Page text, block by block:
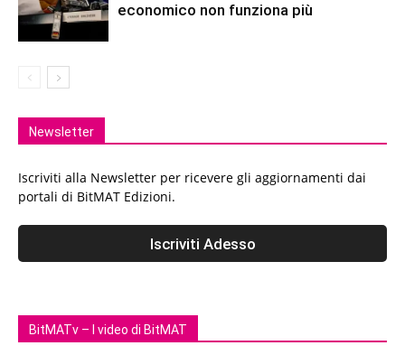
economico non funziona più
Newsletter
Iscriviti alla Newsletter per ricevere gli aggiornamenti dai
portali di BitMAT Edizioni.
BitMATv – I video di BitMAT